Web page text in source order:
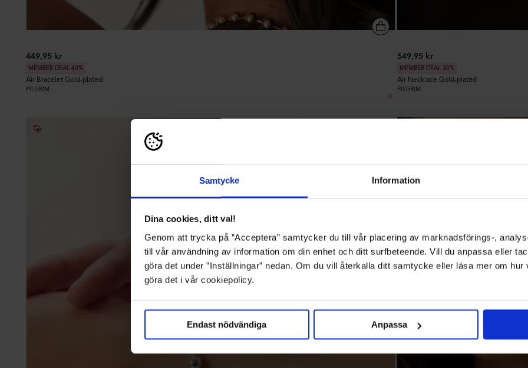
Samtycke Information
Dina cookies, ditt val!
Genom att trycka på ”Acceptera” samtycker du till vår placering av marknadsförings-,
till vår användning av information om din enhet och ditt surfbeteende. Vill du anpassa eller
göra det under ”Inställningar” nedan. Om du vill återkalla ditt samtycke eller läsa mer om
göra det i vår cookiepolicy.
Endast nödvändiga Anpassa
449,95 kr
MEMBER DEAL 40%
Air Bracelet Gold-plated
PILGRIM
549,95 kr
MEMBER DEAL 30%
Air Necklace Gold-plated
PILGRIM